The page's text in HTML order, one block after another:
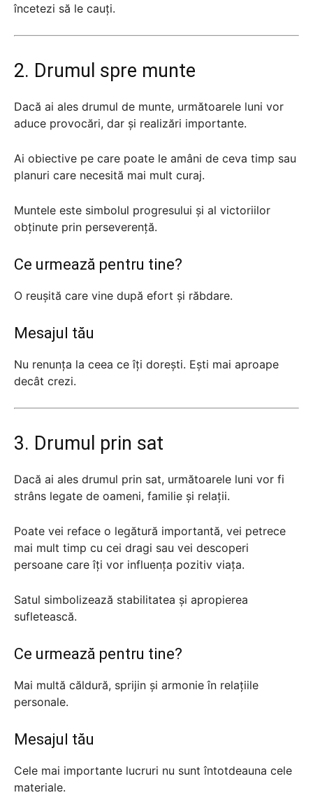
încetezi să le cauți.
2. Drumul spre munte
Dacă ai ales drumul de munte, următoarele luni vor
aduce provocări, dar și realizări importante.
Ai obiective pe care poate le amâni de ceva timp sau
planuri care necesită mai mult curaj.
Muntele este simbolul progresului și al victoriilor
obținute prin perseverență.
Ce urmează pentru tine?
O reușită care vine după efort și răbdare.
Mesajul tău
Nu renunța la ceea ce îți dorești. Ești mai aproape
decât crezi.
3. Drumul prin sat
Dacă ai ales drumul prin sat, următoarele luni vor fi
strâns legate de oameni, familie și relații.
Poate vei reface o legătură importantă, vei petrece
mai mult timp cu cei dragi sau vei descoperi
persoane care îți vor influența pozitiv viața.
Satul simbolizează stabilitatea și apropierea
sufletească.
Ce urmează pentru tine?
Mai multă căldură, sprijin și armonie în relațiile
personale.
Mesajul tău
Cele mai importante lucruri nu sunt întotdeauna cele
materiale.